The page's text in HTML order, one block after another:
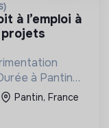
à Pantin
emplois
Pantin, France